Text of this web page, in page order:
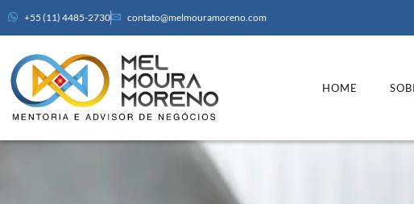
+55 (11) 4485-2730 contato@melmouramoreno.com
HOME